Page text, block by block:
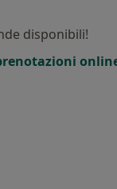
disponibili!